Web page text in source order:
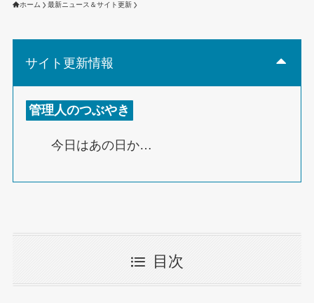
ホーム 最新ニュース＆サイト更新
サイト更新情報
管理人のつぶやき
今日はあの日か…
目次